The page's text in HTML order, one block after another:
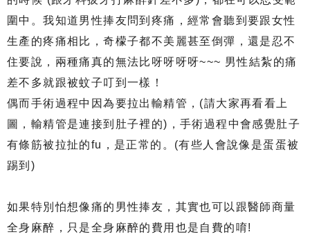
圍中。我知道男性捧友問到疼痛，經常會聽到要跟女性
生產的疼痛相比，奇檬子都不美麗甚至倒彈，還是忍不
住要說，兩種痛真的無法比呀呀呀呀~~~ 男性結紮的痛
差不多就跟被蚊子叮到一樣！
偶而手術過程中因為要拉出輸精管，(請大家再看看上
圖，輸精管是連接到肚子裡的)，手術過程中會感覺肚子
有條筋被拉扯的fu，是正常的。(有些人會說像是蛋蛋被
踢到)
如果特別怕想像痛的男性捧友，其實也可以跟醫師商量
全身麻醉，只是全身麻醉的費用也是自費的唷!